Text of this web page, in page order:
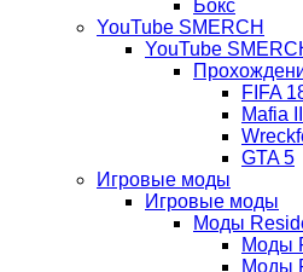
Бокс
YouTube SMERCH
YouTube
FIFA
Mafia III
GTA 5
Игровые моды
Игровые моды
Моды
Моды
Моды